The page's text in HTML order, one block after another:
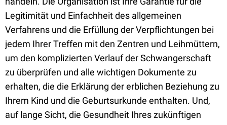
Legitimität und Einfachheit des allgemeinen
Verfahrens und die Erfüllung der Verpflichtungen bei
jedem Ihrer Treffen mit den Zentren und Leihmüttern,
um den komplizierten Verlauf der Schwangerschaft
zu überprüfen und alle wichtigen Dokumente zu
erhalten, die die Erklärung der erblichen Beziehung zu
Ihrem Kind und die Geburtsurkunde enthalten. Und,
auf lange Sicht, die Gesundheit Ihres zukünftigen